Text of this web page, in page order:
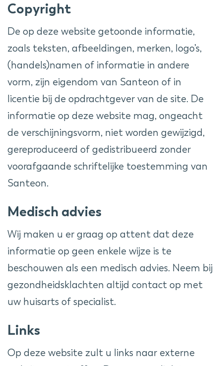
Copyright
De op deze website getoonde informatie,
zoals teksten, afbeeldingen, merken, logo’s,
(handels)namen of informatie in andere
vorm, zijn eigendom van Santeon of in
licentie bij de opdrachtgever van de site. De
informatie op deze website mag, ongeacht
de verschijningsvorm, niet worden gewijzigd,
gereproduceerd of gedistribueerd zonder
voorafgaande schriftelijke toestemming van
Santeon.
Medisch advies
Wij maken u er graag op attent dat deze
informatie op geen enkele wijze is te
beschouwen als een medisch advies. Neem bij
gezondheidsklachten altijd contact op met
uw huisarts of specialist.
Links
Op deze website zult u links naar externe